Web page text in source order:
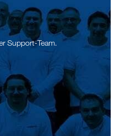
Support-Team.